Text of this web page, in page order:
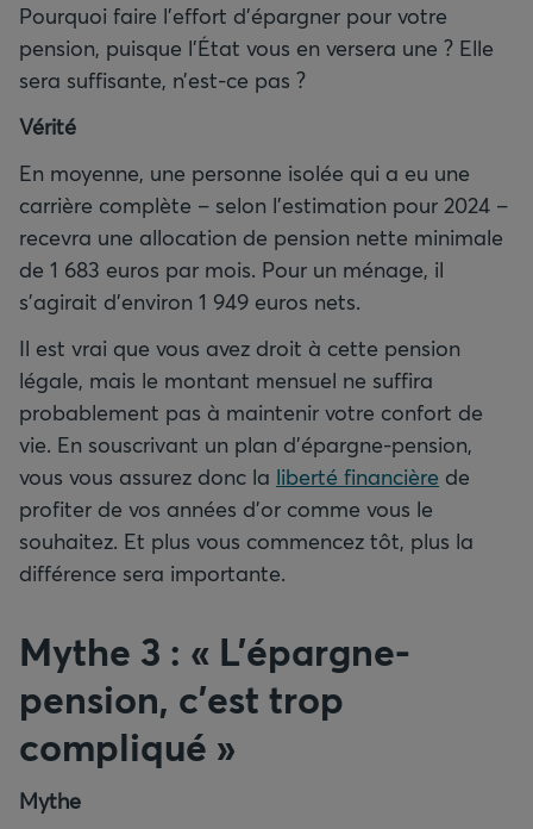
Pourquoi faire l’effort d’épargner pour votre
pension, puisque l’État vous en versera une ? Elle
sera suffisante, n’est-ce pas ?
Vérité
En moyenne, une personne isolée qui a eu une
carrière complète – selon l’estimation pour 2024 –
recevra une allocation de pension nette minimale
de 1 683 euros par mois. Pour un ménage, il
s’agirait d’environ 1 949 euros nets.
Il est vrai que vous avez droit à cette pension
légale, mais le montant mensuel ne suffira
probablement pas à maintenir votre confort de
vie. En souscrivant un plan d’épargne-pension,
vous vous assurez donc la liberté financière de
profiter de vos années d’or comme vous le
souhaitez. Et plus vous commencez tôt, plus la
différence sera importante.
Mythe 3 : « L’épargne-
pension, c’est trop
compliqué »
Mythe